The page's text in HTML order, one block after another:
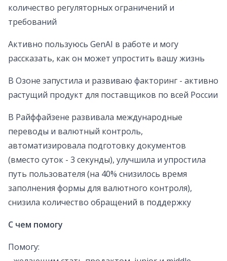
количество регуляторных ограничений и
требований
Активно пользуюсь GenAI в работе и могу
рассказать, как он может упростить вашу жизнь
В Озоне запустила и развиваю факторинг - активно
растущий продукт для поставщиков по всей России
В Райффайзене развивала международные
переводы и валютный контроль,
автоматизировала подготовку документов
(вместо суток - 3 секунды), улучшила и упростила
путь пользователя (на 40% снизилось время
заполнения формы для валютного контроля),
снизила количество обращений в поддержку
С чем помогу
Помогу: